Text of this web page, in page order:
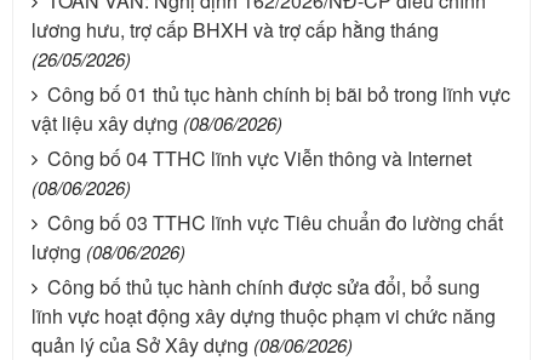
lương hưu, trợ cấp BHXH và trợ cấp hằng tháng
(26/05/2026)
Công bố 01 thủ tục hành chính bị bãi bỏ trong lĩnh vực
vật liệu xây dựng (08/06/2026)
Công bố 04 TTHC lĩnh vực Viễn thông và Internet
(08/06/2026)
Công bố 03 TTHC lĩnh vực Tiêu chuẩn đo lường chất
lượng (08/06/2026)
Công bố thủ tục hành chính được sửa đổi, bổ sung
lĩnh vực hoạt động xây dựng thuộc phạm vi chức năng
quản lý của Sở Xây dựng (08/06/2026)